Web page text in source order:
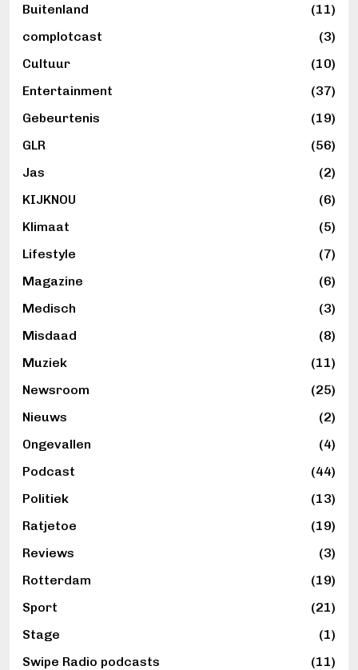
Buitenland
(11)
complotcast
(3)
Cultuur
(10)
Entertainment
(37)
Gebeurtenis
(19)
GLR
(56)
Jas
(2)
KIJKNOU
(6)
Klimaat
(5)
Lifestyle
(7)
Magazine
(6)
Medisch
(3)
Misdaad
(8)
Muziek
(11)
Newsroom
(25)
Nieuws
(2)
Ongevallen
(4)
Podcast
(44)
Politiek
(13)
Ratjetoe
(19)
Reviews
(3)
Rotterdam
(19)
Sport
(21)
Stage
(1)
Swipe Radio podcasts
(11)